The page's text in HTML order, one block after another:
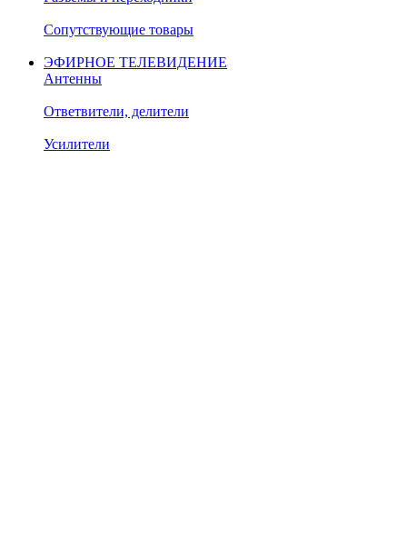
Сопутствующие товары
ЭФИРНОЕ ТЕЛЕВИДЕНИЕ
Антенны
Ответвители, делители
Усилители